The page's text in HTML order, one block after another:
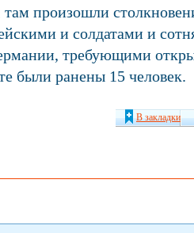
там произошли
и солдатами и
требующими
были ранены 15 человек.
В закладки